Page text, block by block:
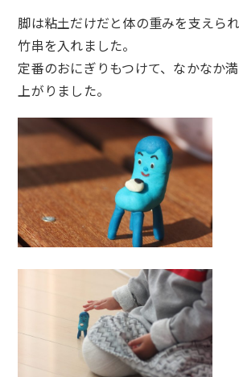
脚は粘土だけだと体の重みを支えら
竹串を入れました。
定番のおにぎりもつけて、なかなか
上がりました。